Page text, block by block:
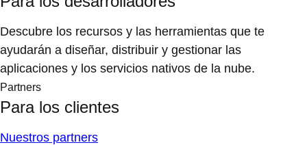
Descubre los recursos y las herramientas que te
ayudarán a diseñar, distribuir y gestionar las
aplicaciones y los servicios nativos de la nube.
Partners
Para los clientes
Nuestros partners